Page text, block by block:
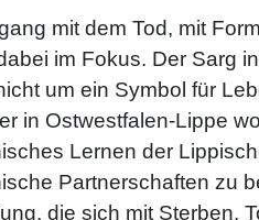
mit dem Tod, mit
im Fokus. Der Sarg
um ein Symbol für
in Ostwestfalen-Lippe
Lernen der
Partnerschaften zu
die sich mit Sterben,